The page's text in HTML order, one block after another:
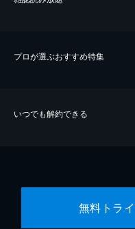
プロが選ぶおすすめ特集
いつでも解約できる
無料トラ